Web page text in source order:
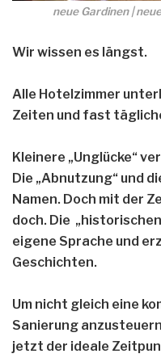
neue Gardinen |
Wir wissen es längst.
Alle Hotelzimmer
Zeiten und fast
Kleinere „Unglücke“
Die „Abnutzung“ und
Namen. Doch mit der
doch. Die
eigene Sprache und
Geschichten.
Um nicht gleich eine
Sanierung
jetzt der ideale